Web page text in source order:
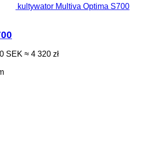
kultywator Multiva Optima S700
SEK ≈ 4 320 zł